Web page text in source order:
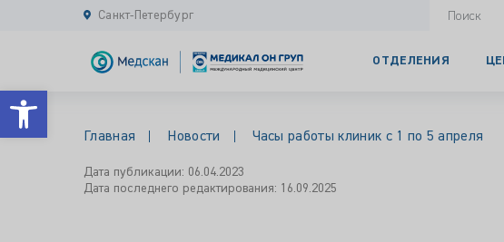
Открыть панель инструментов
Санкт-Петербург
ОТДЕЛЕНИЯ
Главная Новости Часы работы клиник с 1 по 5 апреля
Дата публикации: 06.04.2023
Дата последнего редактирования: 16.09.2025